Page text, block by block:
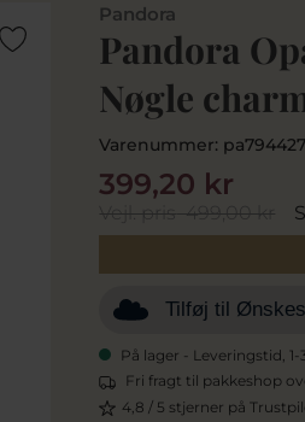
Pandora
Pandora
Nøgle
Varenummer:
Vejl. pris499,00 kr
399,20 kr
Tilføj til
På lager - Leveringstid, 1-
Fri fragt til pakkeshop
4,8 / 5 stjerner på